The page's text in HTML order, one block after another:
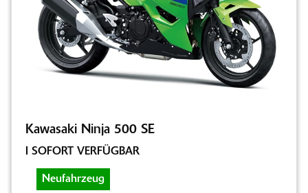
Kawasaki Ninja 500 SE
I SOFORT VERFÜGBAR
Neufahrzeug